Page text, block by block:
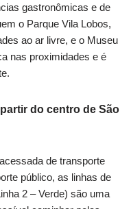
gastronômicas e de
o Parque Vila Lobos,
ao ar livre, e o Museu
nas proximidades e é
do centro de São
de transporte
público, as linhas de
2 – Verde) são uma